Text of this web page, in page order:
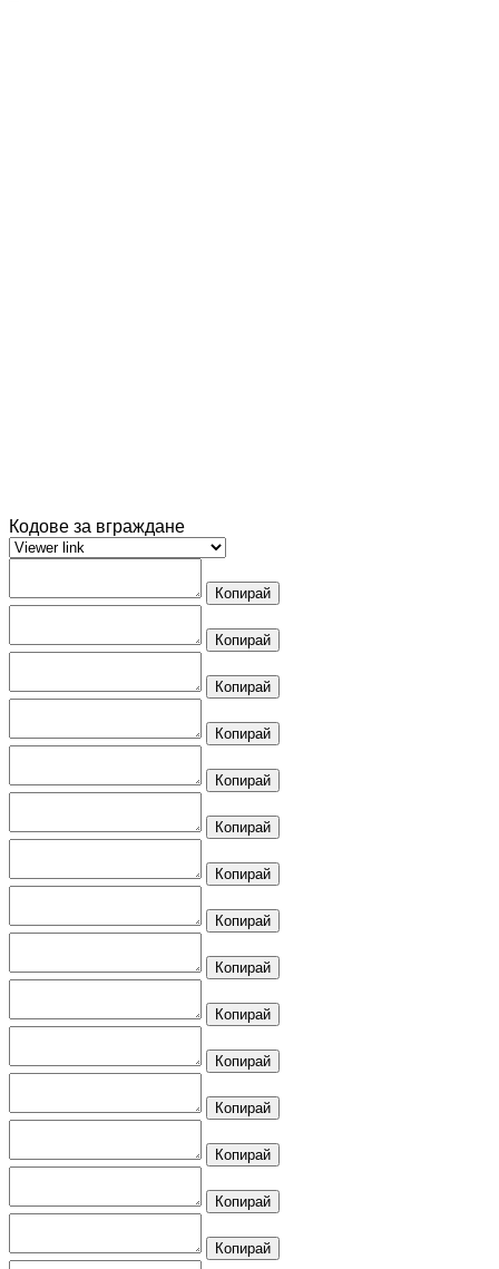
Кодове за вграждане
Копирай
Копирай
Копирай
Копирай
Копирай
Копирай
Копирай
Копирай
Копирай
Копирай
Копирай
Копирай
Копирай
Копирай
Копирай